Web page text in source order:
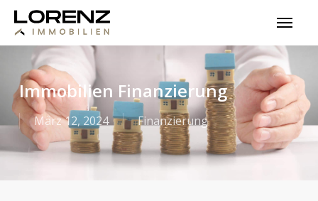
Skip
main
content
Menu
Immobilien Finanzierung
März 12, 2024 Finanzierung